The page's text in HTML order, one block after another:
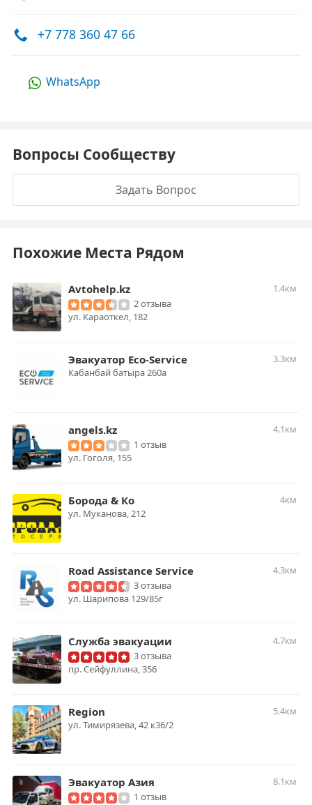
+7 778 360 47 66
WhatsApp
Вопросы Сообществу
Задать Вопрос
Похожие Места Рядом
Avtohelp.kz
1.4км
2 отзыва
​ул. Караоткел, 182
Эвакуатор Eco-Service
3.3км
Кабанбай батыра 260а
angels.kz
4.1км
1 отзыв
ул. Гоголя, 155
Борода & Ко
4км
ул. Муканова, 212
Road Assistance Service
4.3км
3 отзыва
ул. Шарипова 129/85г
Служба эвакуации
4.7км
3 отзыва
пр. Сейфуллина, 356
Region
5.4км
ул. Тимирязева, 42 к36/2
Эвакуатор Азия
8.1км
1 отзыв